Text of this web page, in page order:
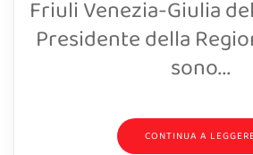
Friuli Venezia-Giulia
Presidente della
sono...
CONTINUA A